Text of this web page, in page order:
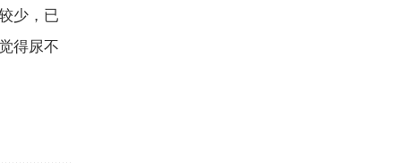
少，已
得尿不